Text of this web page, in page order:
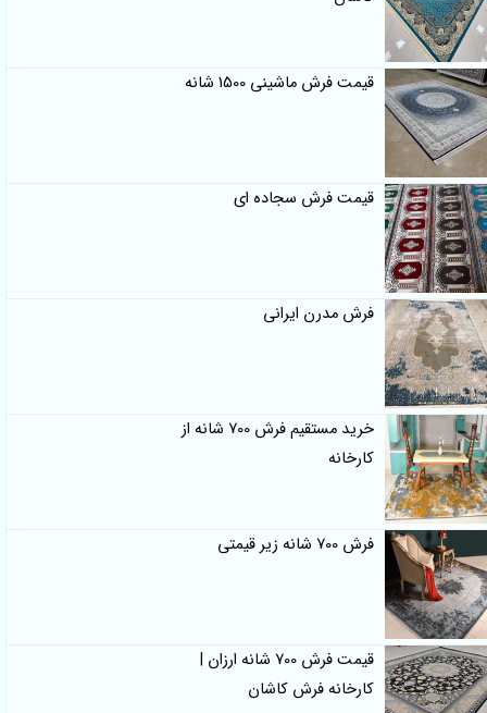
قیمت فرش ماشینی 1500 شانه
قیمت فرش سجاده ای
فرش مدرن ایرانی
خرید مستقیم فرش 700 شانه از
کارخانه
فرش 700 شانه زیر قیمتی
قیمت فرش 700 شانه ارزان |
کارخانه فرش کاشان